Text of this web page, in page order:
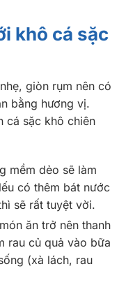
khô cá sặc
giòn rụm nên có
bằng hương vị.
cá sặc khô chiên
mềm dẻo sẽ làm
có thêm bát nước
sẽ rất tuyệt vời.
ăn trở nên thanh
rau củ quả vào bữa
(xà lách, rau